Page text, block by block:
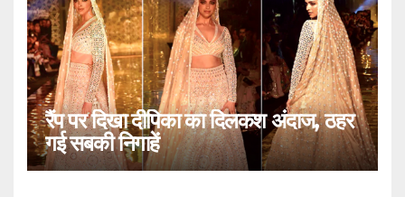
रैंप पर दिखा दीपिका का दिलकश अंदाज, ठहर
गई सबकी निगाहें